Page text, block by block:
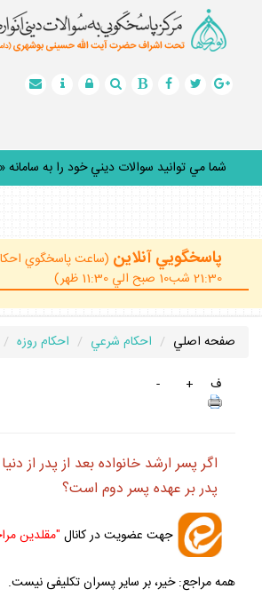
شما مي توانيد سوالات ديني خود را به سامانه «30001939» پيامك
پاسخگويي آنلاين
21:30 شب10 صبح الي 11:30 ظهر)
صفحه اصلي احكام شرعي احكام روزه
ف
+
-
اگر پسر ارشد خانواده بعد از پدر از
پدر بر عهده پسر دوم است؟
جهت عضويت در كانال "مقلدين
همه مراجع: خير، بر ساير پسران تكليفى نيست.